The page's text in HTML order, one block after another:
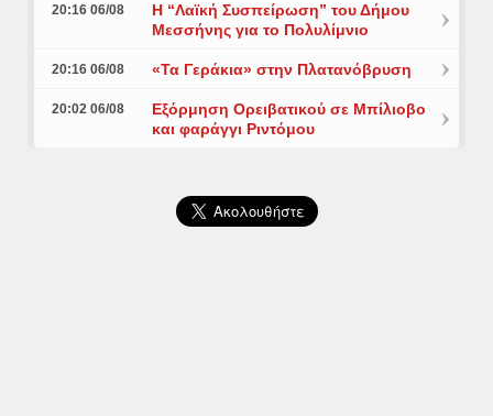
20:16 06/08
Η “Λαϊκή Συσπείρωση” του Δήμου
Μεσσήνης για το Πολυλίμνιο
20:16 06/08 «Τα Γεράκια» στην Πλατανόβρυση
20:02 06/08
Εξόρμηση Ορειβατικού σε Μπίλιοβο
και φαράγγι Ριντόμου